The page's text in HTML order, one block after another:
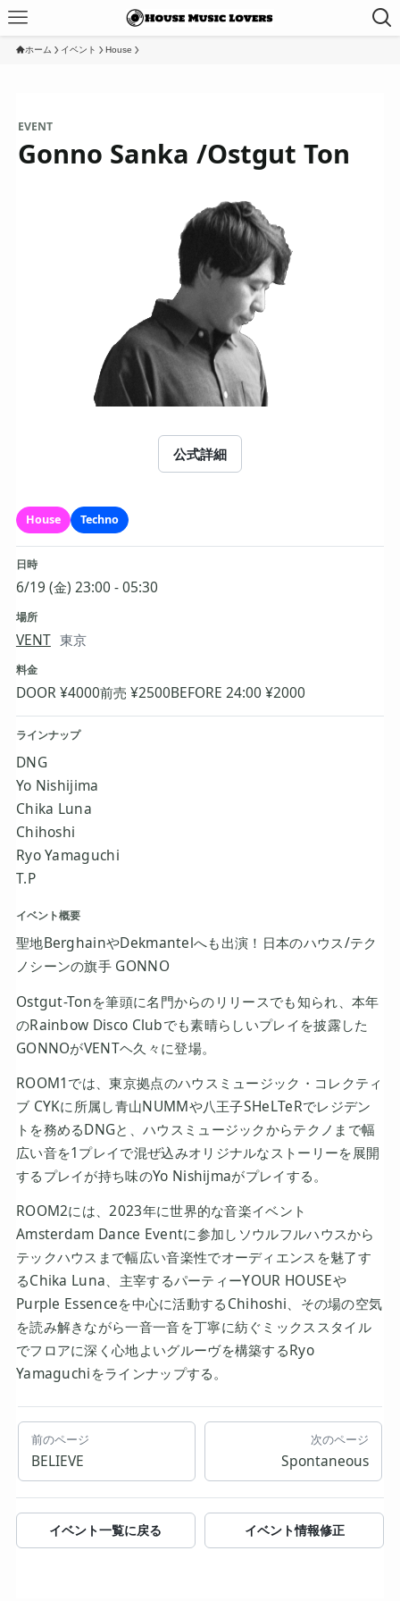
ホーム イベント House
EVENT
Gonno Sanka /Ostgut Ton
公式詳細
House Techno
日時
6/19 (金) 23:00 - 05:30
場所
VENT 東京
料金
DOOR ¥4000前売 ¥2500BEFORE 24:00 ¥2000
ラインナップ
DNG
Yo Nishijima
Chika Luna
Chihoshi
Ryo Yamaguchi
T.P
イベント概要
聖地BerghainやDekmantelへも出演！日本のハウス/テク
ノシーンの旗手 GONNO
Ostgut-Tonを筆頭に名門からのリリースでも知られ、本年
のRainbow Disco Clubでも素晴らしいプレイを披露した
GONNOがVENTヘ久々に登場。
ROOM1では、東京拠点のハウスミュージック・コレクティ
ブ CYKに所属し青山NUMMや八王子SHeLTeRでレジデン
トを務めるDNGと、ハウスミュージックからテクノまで幅
広い音を1プレイで混ぜ込みオリジナルなストーリーを展開
するプレイが持ち味のYo Nishijmaがプレイする。
ROOM2には、2023年に世界的な音楽イベント
Amsterdam Dance Eventに参加しソウルフルハウスから
テックハウスまで幅広い音楽性でオーディエンスを魅了す
るChika Luna、主宰するパーティーYOUR HOUSEや
Purple Essenceを中心に活動するChihoshi、その場の空気
を読み解きながら一音一音を丁寧に紡ぐミックススタイル
でフロアに深く心地よいグルーヴを構築するRyo
Yamaguchiをラインナップする。
前のページ
BELIEVE
次のページ
Spontaneous
イベント一覧に戻る イベント情報修正